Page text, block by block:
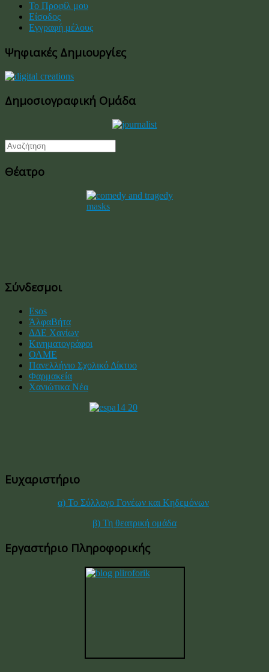
Το Προφίλ μου
Είσοδος
Εγγραφή μέλους
Ψηφιακές Δημιουργίες
Δημοσιογραφική Ομάδα
Θέατρο
Σύνδεσμοι
Esos
ΆλφαΒήτα
ΔΔΕ Χανίων
Κινηματογράφοι
ΟΛΜΕ
Πανελλήνιο Σχολικό Δίκτυο
Φαρμακεία
Χανιώτικα Νέα
Ευχαριστήριο
α) Το Σύλλογο Γονέων και Κηδεμόνων
β) Τη θεατρική ομάδα
Εργαστήριο Πληροφορικής